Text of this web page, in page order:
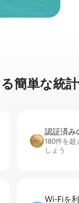
簡⁠単⁠な統⁠
認証済み
180件を超
しょう
Wi-Fiを